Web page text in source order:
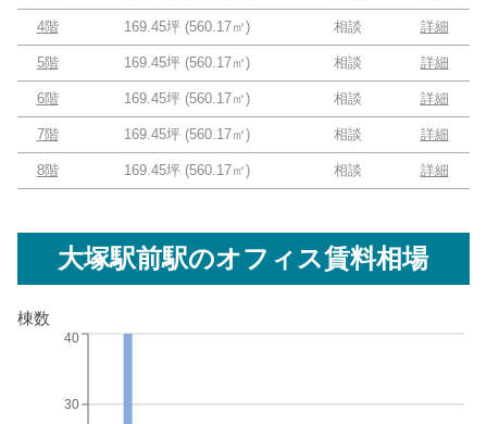
4階 169.45坪 (560.17㎡) 相談 詳細
5階 169.45坪 (560.17㎡) 相談 詳細
6階 169.45坪 (560.17㎡) 相談 詳細
7階 169.45坪 (560.17㎡) 相談 詳細
8階 169.45坪 (560.17㎡) 相談 詳細
大塚駅前駅のオフィス賃料相場
棟数
30
40